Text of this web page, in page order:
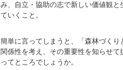
み、自立・協助の志で新しい価値観と
ていくこと。
簡単に言ってしまうと、「森林づくり
関係性を考え、その重要性を知らせて
ってところでしょうか。